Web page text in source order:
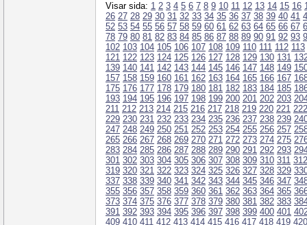
Visar sida: 1 2 3 4 5 6 7 8 9 10 11 12 13 14 15 16
26 27 28 29 30 31 32 33 34 35 36 37 38 39 40 41
52 53 54 55 56 57 58 59 60 61 62 63 64 65 66 67
78 79 80 81 82 83 84 85 86 87 88 89 90 91 92 93
102 103 104 105 106 107 108 109 110 111 112 113
121 122 123 124 125 126 127 128 129 130 131
139 140 141 142 143 144 145 146 147 148 149
157 158 159 160 161 162 163 164 165 166 167
175 176 177 178 179 180 181 182 183 184 185
193 194 195 196 197 198 199 200 201 202 203
211 212 213 214 215 216 217 218 219 220 221 222
229 230 231 232 233 234 235 236 237 238 239
247 248 249 250 251 252 253 254 255 256 257
265 266 267 268 269 270 271 272 273 274 275
283 284 285 286 287 288 289 290 291 292 293
301 302 303 304 305 306 307 308 309 310 311 312
319 320 321 322 323 324 325 326 327 328 329
337 338 339 340 341 342 343 344 345 346 347
355 356 357 358 359 360 361 362 363 364 365
373 374 375 376 377 378 379 380 381 382 383
391 392 393 394 395 396 397 398 399 400 401
409 410 411 412 413 414 415 416 417 418 419 420